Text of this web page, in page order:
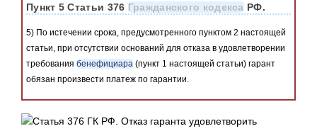
Пункт 5 Статьи 376 Гражданского кодекса РФ.
5) По истечении срока, предусмотренного пунктом 2 настоящей
статьи, при отсутствии оснований для отказа в удовлетворении
требования бенефициара (пункт 1 настоящей статьи) гарант
обязан произвести платеж по гарантии.